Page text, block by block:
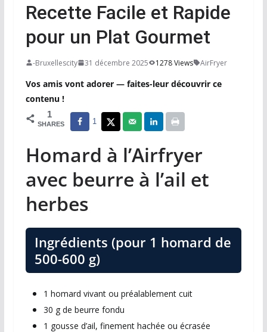
Recette Facile et Rapide
pour un Plat Gourmet
-Bruxellescity 31 décembre 2025 1278 Views AirFryer
Vos amis vont adorer — faites-leur découvrir ce
contenu !
1
SHARES 1
Homard à l’Airfryer
avec beurre à l’ail et
herbes
Ingrédients (pour 1 homard de
500-600 g)
1 homard vivant ou préalablement cuit
30 g de beurre fondu
1 gousse d’ail, finement hachée ou écrasée